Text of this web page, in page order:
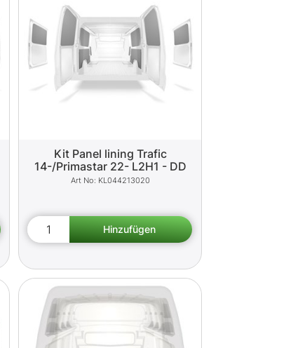
Kit Panel lining Trafic
14-/Primastar 22- L2H1 - DD
KL044213020